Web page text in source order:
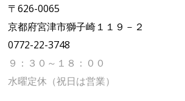
〒626-0065
京都府宮津市獅子崎１１９－２
0772-22-3748
９：３０～１８：００
水曜定休（祝日は営業）